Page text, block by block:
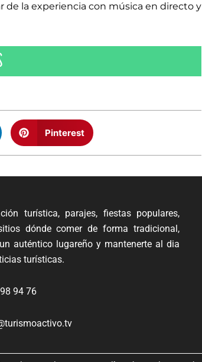
de la experiencia con música en directo y
Pinterest
turística, parajes, fiestas populares,
dónde comer de forma tradicional,
auténtico lugareño y mantenerte al dia
turísticas.
94 76